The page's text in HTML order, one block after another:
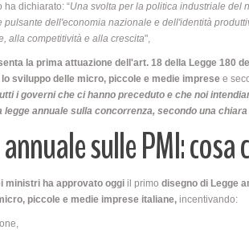
ha dichiarato: “Una svolta per la politica industriale del
pulsante dell'economia nazionale e dell'identità
alla competitività e alla crescita",
la prima attuazione dell'art. 18 della Legge 180
lo sviluppo delle micro, piccole e medie imprese e
i governi che ci hanno preceduto e che noi
legge annuale sulla concorrenza, secondo una
sulle PMI: cosa
ministri ha approvato oggi il primo disegno di Legge
piccole e medie imprese italiane, incentivando: